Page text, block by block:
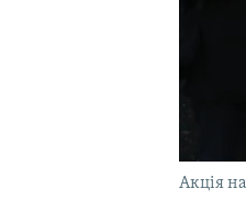
Акція